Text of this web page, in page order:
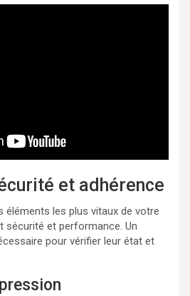
et adhérence
éléments les plus vitaux de votre
sécurité et performance. Un
pour vérifier leur état et